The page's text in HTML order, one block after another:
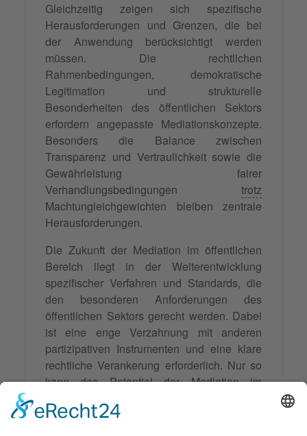
Gleichzeitig zeigen sich spezifische
Herausforderungen und Grenzen, die bei
der Anwendung berücksichtigt werden
müssen. Die rechtlichen
Rahmenbedingungen, demokratische
Legitimation und strukturelle
Besonderheiten des öffentlichen Sektors
erfordern angepasste Mediationskonzepte.
Besonders die Balance zwischen
Transparenz und Vertraulichkeit sowie die
Gewährleistung fairer
Verhandlungsbedingungen trotz
Machtungleichgewichten bleiben zentrale
Herausforderungen.
Die Zukunft der Mediation im öffentlichen
Bereich liegt in der Weiterentwicklung
spezifischer Verfahren und Standards, die
den besonderen Anforderungen des
öffentlichen Sektors gerecht werden. Dabei
ist eine enge Verzahnung mit anderen
partizipativen Instrumenten und eine klare
rechtliche Verankerung erforderlich. Nur so
kann das Potential der Mediation im
ausgeschöpft und ein Beitrag zur